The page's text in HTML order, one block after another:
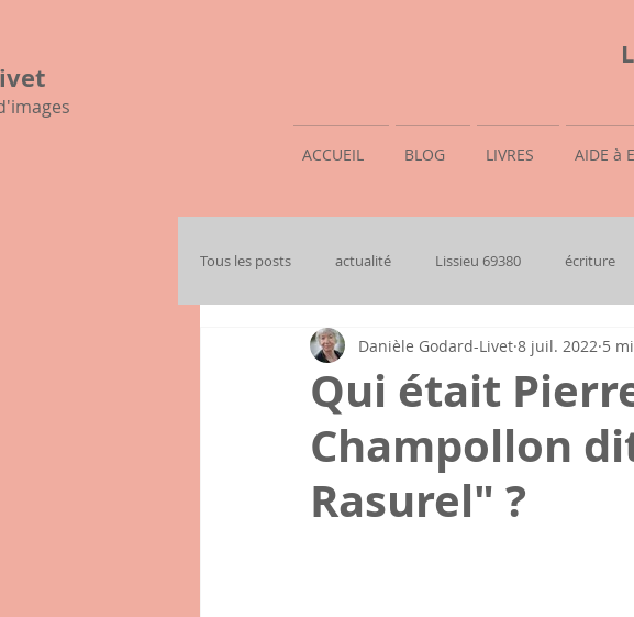
ACCUEIL BLOG LIVRES AIDE à
Tous les posts actualité Lissieu 69380 écriture
mon histoire familiale
Qui était
Champollon
Rasurel" ?
Danièle Godard-Livet 8 juil. 2022 5